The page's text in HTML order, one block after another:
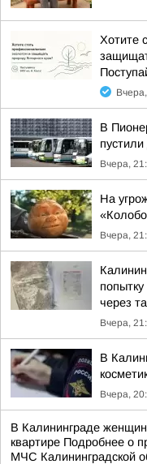
Хотите
В
Вчера,
На
Вчера,
через
Вчера,
В
Вчера,
В Калининграде
квартире Подробнее о
МЧС Калининградской